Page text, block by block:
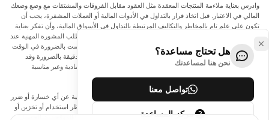
وادرس بعناية ملاءمة المنتجات المعقدة مثل العقود مقابل الفروقات والمشتقات مع وضع وضعك
المالي في الاعتبار. قبل اتخاذ قرار بالتداول في الأدوات المالية أو العملات المشفرة، يجب أن
تكون على علم تام بالمخاطر والتكاليف المرتبطة بالتداول في الأسواق المالية، وأن تفكر بعناية
في أهدافك الاستثمارية ومستوى خبرتك ورغبتك في المخاطرة، وأن تطلب المشورة المهنية عند
الحاجة. تود Arincen أن تذكرك بأن البيانات الواردة في هذا الموقع ليست بالضرورة في الوقت
الفعلي وليست دقيقة. البيانات والأسعار الموجودة على الموقع ليست دقيقة بالضرورة وقد
تختلف عن السعر الفعلي في أي سوق معينة، مما يعني أن الأسعار إرشادية وغير مناسبة
لأغراض التداول.
لن يتحمل Arincen وأي مزود للبيانات الواردة في هذا الموقع المسؤولية عن أي خسارة أو ضرر
نتيجة لتداولك، أو اعتمادك على المعلومات الواردة في هذا الموقع. يحظر استخدام أو تخزين أو
إعادة إنتاج أو عرض أو تعديل أو نقل أو توزيع البيانات الموجودة في هذا الموقع دون الحصول
هل تحتاج مساعدة؟
نحن هنا لمساعدتك
تواصل معنا
مركز المساعدة